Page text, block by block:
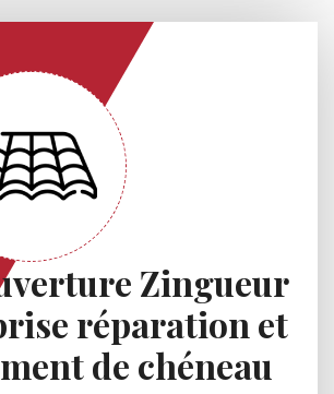
Zingueur
réparation et
de chéneau